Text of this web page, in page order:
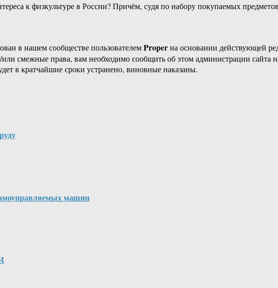
к физкультуре в России? Причём, судя по набору покупаемых
в нашем сообществе пользователемProperна основании действующей
смежные права, вам необходимо сообщить об этом администрации сайта
в кратчайшие сроки устранено, виновные наказаны.
машин